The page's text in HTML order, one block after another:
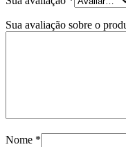
Sua avaliação sobre o
Nome *